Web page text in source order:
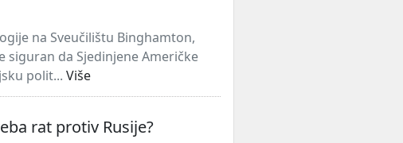
na Sveučilištu Binghamton,
siguran da Sjedinjene Američke
polit... Više
rat protiv Rusije?